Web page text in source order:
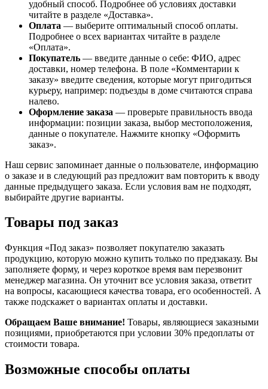
удобный способ. Подробнее об условиях доставки
читайте в разделе «Доставка».
Оплата — выберите оптимальный способ оплаты.
Подробнее о всех вариантах читайте в разделе
«Оплата».
Покупатель — введите данные о себе: ФИО, адрес
доставки, номер телефона. В поле «Комментарии к
заказу» введите сведения, которые могут пригодиться
курьеру, например: подъезды в доме считаются справа
налево.
Оформление заказа — проверьте правильность ввода
информации: позиции заказа, выбор местоположения,
данные о покупателе. Нажмите кнопку «Оформить
заказ».
Наш сервис запоминает данные о пользователе, информацию
о заказе и в следующий раз предложит вам повторить к вводу
данные предыдущего заказа. Если условия вам не подходят,
выбирайте другие варианты.
Товары под заказ
Функция «Под заказ» позволяет покупателю заказать
продукцию, которую можно купить только по предзаказу. Вы
заполняете форму, и через короткое время вам перезвонит
менеджер магазина. Он уточнит все условия заказа, ответит
на вопросы, касающиеся качества товара, его особенностей. А
также подскажет о вариантах оплаты и доставки.
Обращаем Ваше внимание! Товары, являющиеся заказными
позициями, приобретаются при условии 30% предоплаты от
стоимости товара.
Возможные способы оплаты